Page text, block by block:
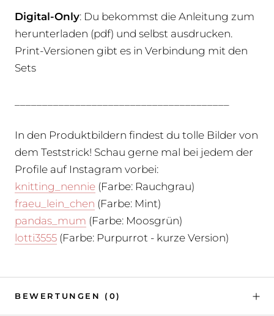
Digital-Only: Du bekommst die Anleitung zum
herunterladen (pdf) und selbst ausdrucken.
Print-Versionen gibt es in Verbindung mit den
Sets
In den Produktbildern findest du tolle Bilder von
dem Teststrick! Schau gerne mal bei jedem der
Profile auf Instagram vorbei:
knitting_nennie (Farbe: Rauchgrau)
fraeu_lein_chen (Farbe: Mint)
pandas_mum (Farbe: Moosgrün)
lotti3555 (Farbe: Purpurrot - kurze Version)
BEWERTUNGEN (0)